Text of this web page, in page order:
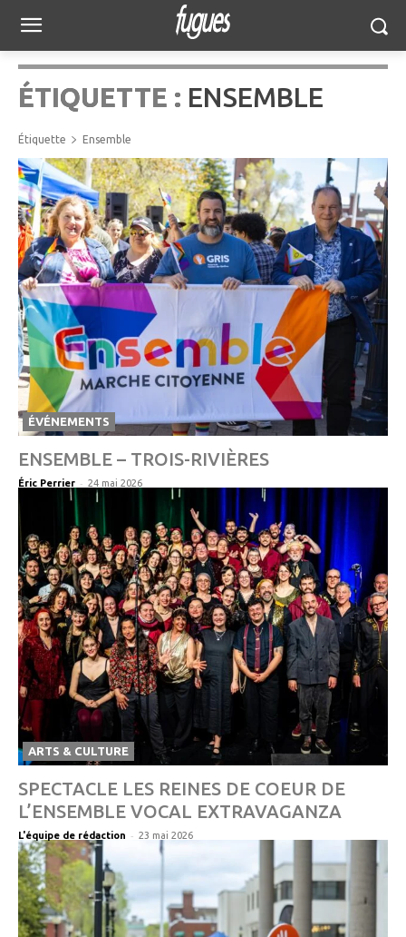
ÉTIQUETTE : ENSEMBLE
Étiquette Ensemble
ÉVÉNEMENTS
ENSEMBLE – TROIS-RIVIÈRES
Éric Perrier - 24 mai 2026
ARTS & CULTURE
SPECTACLE LES REINES DE COEUR DE
L’ENSEMBLE VOCAL EXTRAVAGANZA
L'équipe de rédaction - 23 mai 2026